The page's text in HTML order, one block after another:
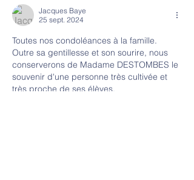
Jacques Baye
25 sept. 2024
Toutes nos condoléances à la famille.
Outre sa gentillesse et son sourire, nous
conserverons de Madame DESTOMBES le
souvenir d'une personne très cultivée et
très proche de ses élèves.